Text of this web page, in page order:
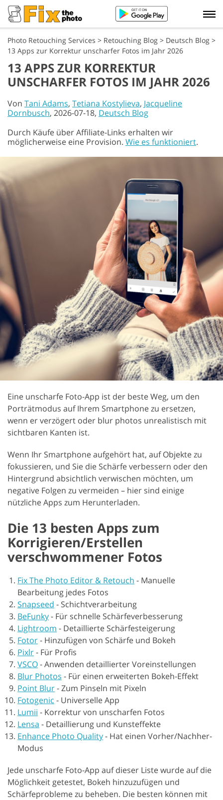
Photo Retouching Services > Retouching Blog > Deutsch Blog >
13 Apps zur Korrektur unscharfer Fotos im Jahr 2026
13 APPS ZUR KORREKTUR
UNSCHARFER FOTOS IM JAHR 2026
Von Tani Adams, Tetiana Kostylieva, Jacqueline
Dornbusch, 2026-07-18, Deutsch Blog
Durch Käufe über Affiliate-Links erhalten wir
möglicherweise eine Provision. Wie es funktioniert.
Eine unscharfe Foto-App ist der beste Weg, um den
Porträtmodus auf Ihrem Smartphone zu ersetzen,
wenn er verzögert oder blur photos unrealistisch mit
sichtbaren Kanten ist.
Wenn Ihr Smartphone aufgehört hat, auf Objekte zu
fokussieren, und Sie die Schärfe verbessern oder den
Hintergrund absichtlich verwischen möchten, um
negative Folgen zu vermeiden – hier sind einige
nützliche Apps zum Herunterladen.
Die 13 besten Apps zum
Korrigieren/Erstellen
verschwommener Fotos
Fix The Photo Editor & Retouch - Manuelle
Bearbeitung jedes Fotos
Snapseed - Schichtverarbeitung
BeFunky- Für schnelle Schärfeverbesserung
Lightroom - Detaillierte Schärfesteigerung
Fotor- Hinzufügen von Schärfe und Bokeh
Pixlr- Für Profis
VSCO-Anwenden detaillierter Voreinstellungen
Blur Photos - Für einen erweiterten Bokeh-Effekt
Point Blur-Zum Pinseln mit Pixeln
Fotogenic - Universelle App
Lumii - Korrektur von unscharfen Fotos
Lensa - Detaillierung und Kunsteffekte
Enhance Photo Quality- Hat einen Vorher/Nachher-
Modus
Jede unscharfe Foto-App auf dieser Liste wurde auf die
Möglichkeit getestet, Bokeh hinzuzufügen und
Schärfeprobleme zu beheben. Die besten können mit